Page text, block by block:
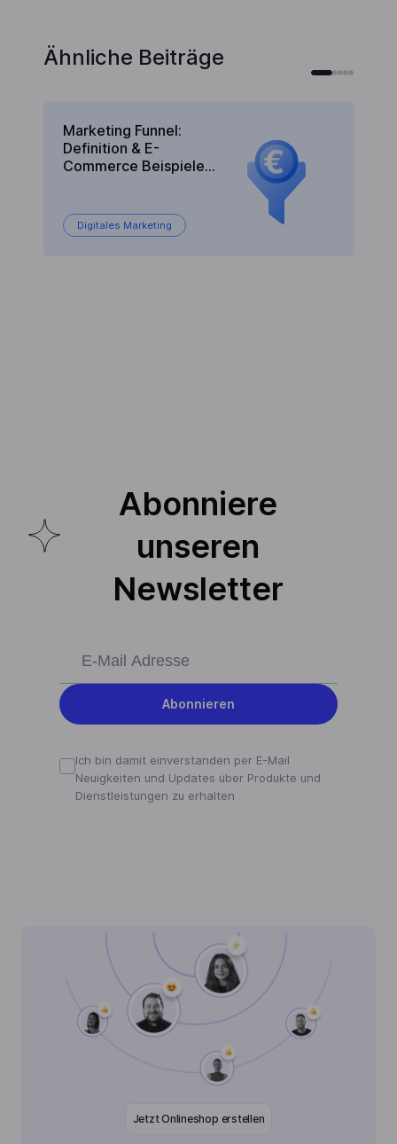
Ähnliche Beiträge
Marketing Funnel:
Definition & E-
Commerce Beispiele
Digitales Marketing
Abonniere
unseren
Newsletter
Abonnieren
Ich bin damit einverstanden per E-Mail
Neuigkeiten und Updates über Produkte und
Dienstleistungen zu erhalten
Jetzt Onlineshop erstellen